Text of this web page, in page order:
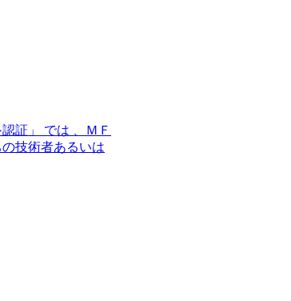
証」 では 、ＭＦ
技術者あるいは